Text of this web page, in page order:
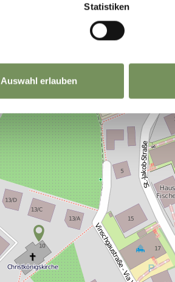
Statistiken
Auswahl erlauben